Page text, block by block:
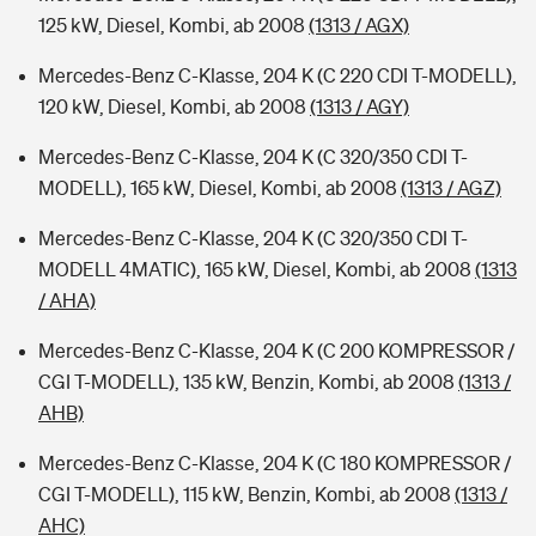
125 kW, Diesel, Kombi, ab 2008 (1313 / AGX)
Mercedes-Benz C-Klasse, 204 K (C 220 CDI T-MODELL),
120 kW, Diesel, Kombi, ab 2008 (1313 / AGY)
Mercedes-Benz C-Klasse, 204 K (C 320/350 CDI T-
MODELL), 165 kW, Diesel, Kombi, ab 2008 (1313 / AGZ)
Mercedes-Benz C-Klasse, 204 K (C 320/350 CDI T-
MODELL 4MATIC), 165 kW, Diesel, Kombi, ab 2008 (1313
/ AHA)
Mercedes-Benz C-Klasse, 204 K (C 200 KOMPRESSOR /
CGI T-MODELL), 135 kW, Benzin, Kombi, ab 2008 (1313 /
AHB)
Mercedes-Benz C-Klasse, 204 K (C 180 KOMPRESSOR /
CGI T-MODELL), 115 kW, Benzin, Kombi, ab 2008 (1313 /
AHC)